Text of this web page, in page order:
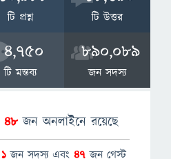
টি প্রশ্ন টি উত্তর
4,750
টি মন্তব্য
890,089
জন সদস্য
48জন অনলাইনে রয়েছে
1 জন সদস্য এবং 47 জন গেস্ট